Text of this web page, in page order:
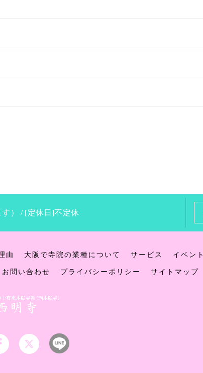
） / [定休日]不定休
由 大阪で寺院の業種について サービス イベント
お問い合わせ プライバシーポリシー サイトマップ